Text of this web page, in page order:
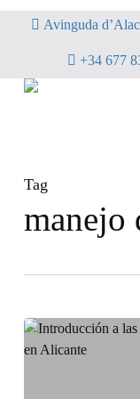
Skip
Avinguda
+34 677
Tag
manejo
Introducción
a